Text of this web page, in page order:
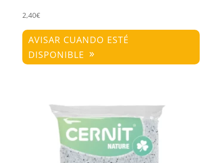
2,40€
AVISAR CUANDO ESTÉ
DISPONIBLE